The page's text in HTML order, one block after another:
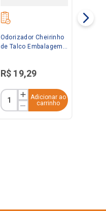
Odorizador Cheirinho
de Talco Embalagem
R$ 19,29
Adicionar ao
carrinho